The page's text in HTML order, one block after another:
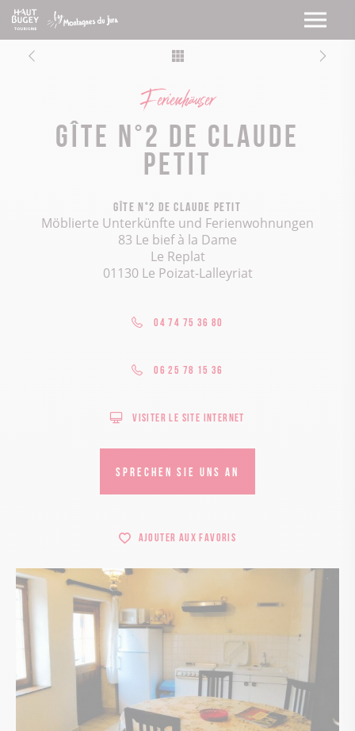
Ferienhäuser
Gîte n°2 de Claude
Petit
Gîte n°2 de Claude Petit
Möblierte Unterkünfte und Ferienwohnungen
83 Le bief à la Dame
Le Replat
01130 Le Poizat-Lalleyriat
04 74 75 36 80
06 25 78 15 36
Visiter le site internet
SPRECHEN SIE UNS AN
Ajouter aux favoris